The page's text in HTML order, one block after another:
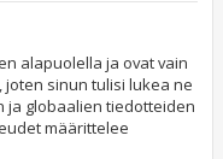
alapuolella ja ovat vain
sinun tulisi lukea ne
ja globaalien tiedotteiden
määrittelee